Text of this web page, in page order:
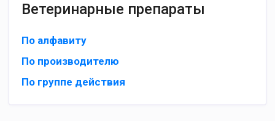
Ветеринарные препараты
По алфавиту
По производителю
По группе действия